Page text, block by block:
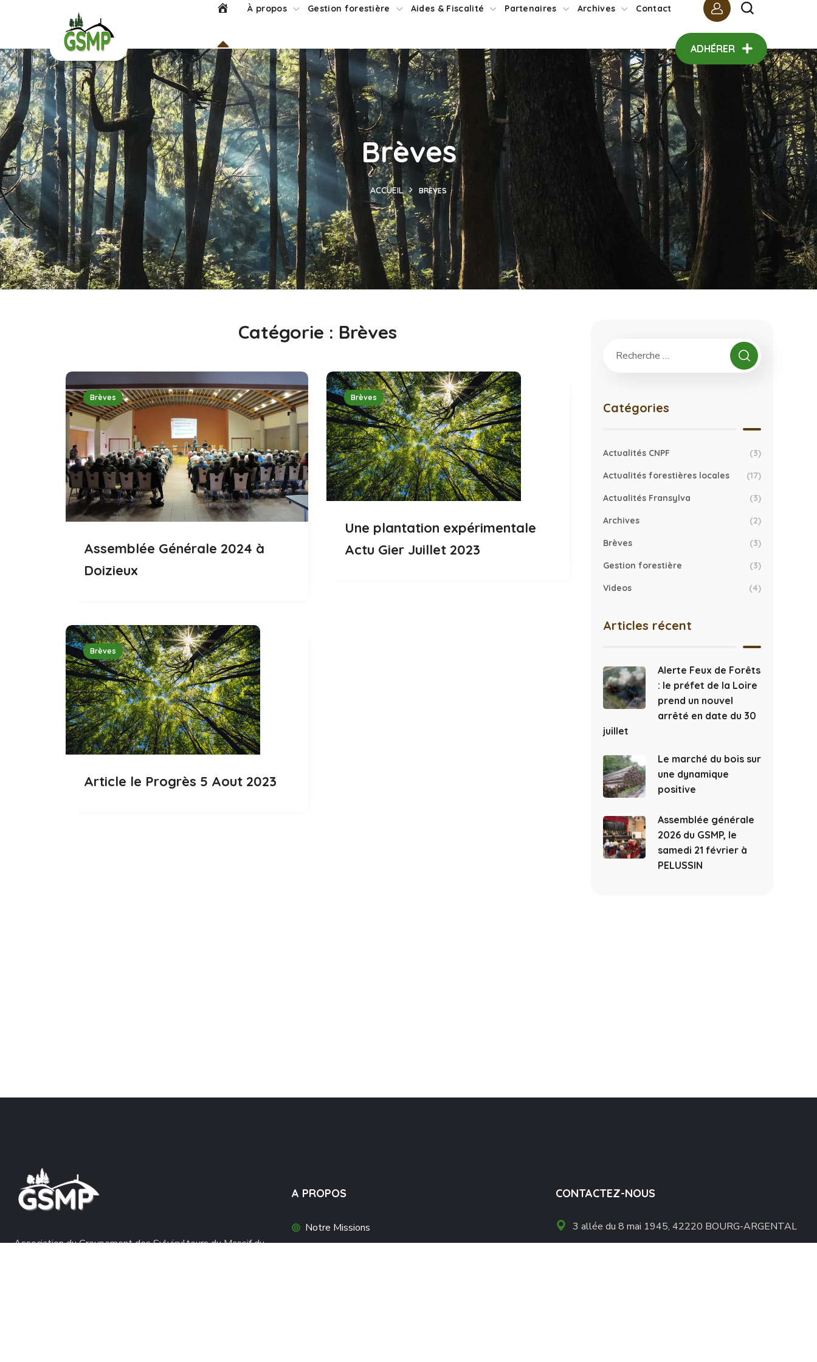
AccueilÀ propos Gestion forestière Aides & Fiscalité Partenaires Archives Contact
ADHÉRER
ADHÉRER
Brèves
ACCUEIL BRÈVES
Catégorie : Brèves
Brèves
Assemblée Générale 2024 à
Doizieux
Brèves
Une plantation expérimentale
Actu Gier Juillet 2023
Brèves
Article le Progrès 5 Aout 2023
Catégories
Actualités CNPF (3)
Actualités forestières locales (17)
Actualités Fransylva (3)
Archives (2)
Brèves (3)
Gestion forestière (3)
Videos (4)
Articles récent
Alerte Feux de Forêts
: le préfet de la Loire
prend un nouvel
arrêté en date du 30
juillet
Le marché du bois sur
une dynamique
positive
Assemblée générale
2026 du GSMP, le
samedi 21 février à
PELUSSIN
Association du Groupement des Sylviculteurs du Massif du
A PROPOS
Notre Missions
CONTACTEZ-NOUS
3 allée du 8 mai 1945, 42220 BOURG-ARGENTAL